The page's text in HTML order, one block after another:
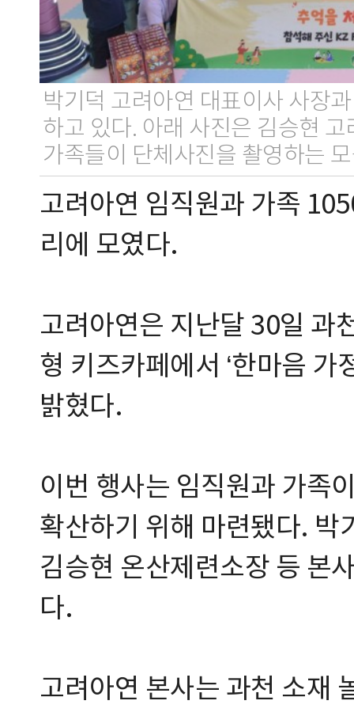
박기덕 고려아연 대표이사 사장
하고 있다. 아래 사진은 김승현
가족들이 단체사진을 촬영하는
고려아연 임직원과 가족
리에 모였다.
고려아연은 지난달 30일 과
형 키즈카페에서 ‘한마음 가
밝혔다.
이번 행사는 임직원과 가족
확산하기 위해 마련됐다. 박
김승현 온산제련소장 등 본
다.
고려아연 본사는 과천 소재